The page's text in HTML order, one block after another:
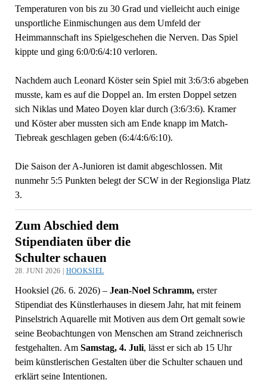
Temperaturen von bis zu 30 Grad und vielleicht auch einige
unsportliche Einmischungen aus dem Umfeld der
Heimmannschaft ins Spielgeschehen die Nerven. Das Spiel
kippte und ging 6:0/0:6/4:10 verloren.
Nachdem auch Leonard Köster sein Spiel mit 3:6/3:6 abgeben
musste, kam es auf die Doppel an. Im ersten Doppel setzen
sich Niklas und Mateo Doyen klar durch (3:6/3:6). Kramer
und Köster aber mussten sich am Ende knapp im Match-
Tiebreak geschlagen geben (6:4/4:6/6:10).
Die Saison der A-Junioren ist damit abgeschlossen. Mit
nunmehr 5:5 Punkten belegt der SCW in der Regionsliga Platz
3.
Zum Abschied dem
Stipendiaten über die
Schulter schauen
28. JUNI 2026 | HOOKSIEL
Hooksiel (26. 6. 2026) – Jean-Noel Schramm,erster
Stipendiat des Künstlerhauses in diesem Jahr, hat mit feinem
Pinselstrich Aquarelle mit Motiven aus dem Ort gemalt sowie
seine Beobachtungen von Menschen am Strand zeichnerisch
festgehalten. Am Samstag, 4. Juli, lässt er sich ab 15 Uhr
beim künstlerischen Gestalten über die Schulter schauen und
erklärt seine Intentionen.